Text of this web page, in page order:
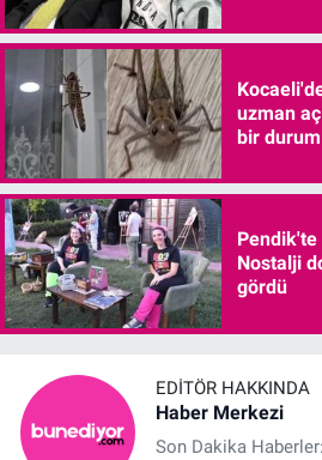
uzman
bir durum
Pendik'te
Nostalji
gördü
EDITÖR HAKKINDA
Haber Merkezi
Son Dakika